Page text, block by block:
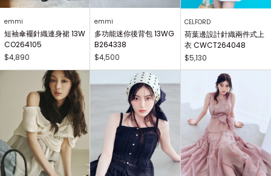
emmi
短袖傘襬針織連身裙 13W
CO264105
$4,890
emmi
多功能迷你後背包 13WG
B264338
$4,500
CELFORD
荷葉邊設計針織兩件式上
衣 CWCT264048
$5,130